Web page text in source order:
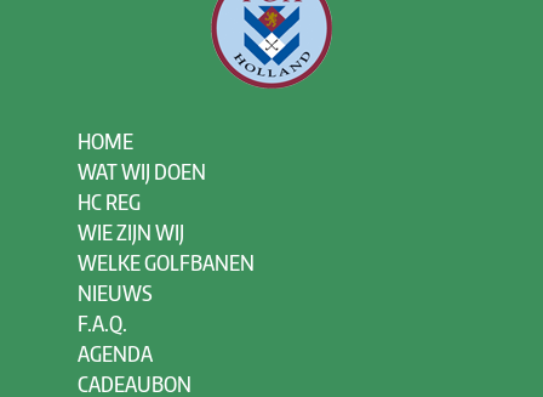
HOME
WAT WIJ DOEN
HC REG
WIE ZIJN WIJ
WELKE GOLFBANEN
NIEUWS
F.A.Q.
AGENDA
CADEAUBON